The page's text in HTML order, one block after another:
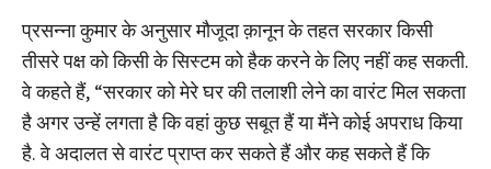
प्रसन्ना कुमार के अनुसार मौजूदा क़ानून के तहत सरकार किसी
तीसरे पक्ष को किसी के सिस्टम को हैक करने के लिए नहीं कह सकती.
वे कहते हैं, “सरकार को मेरे घर की तलाशी लेने का वारंट मिल सकता
है अगर उन्हें लगता है कि वहां कुछ सबूत हैं या मैंने कोई अपराध किया
है. वे अदालत से वारंट प्राप्त कर सकते हैं और कह सकते हैं कि